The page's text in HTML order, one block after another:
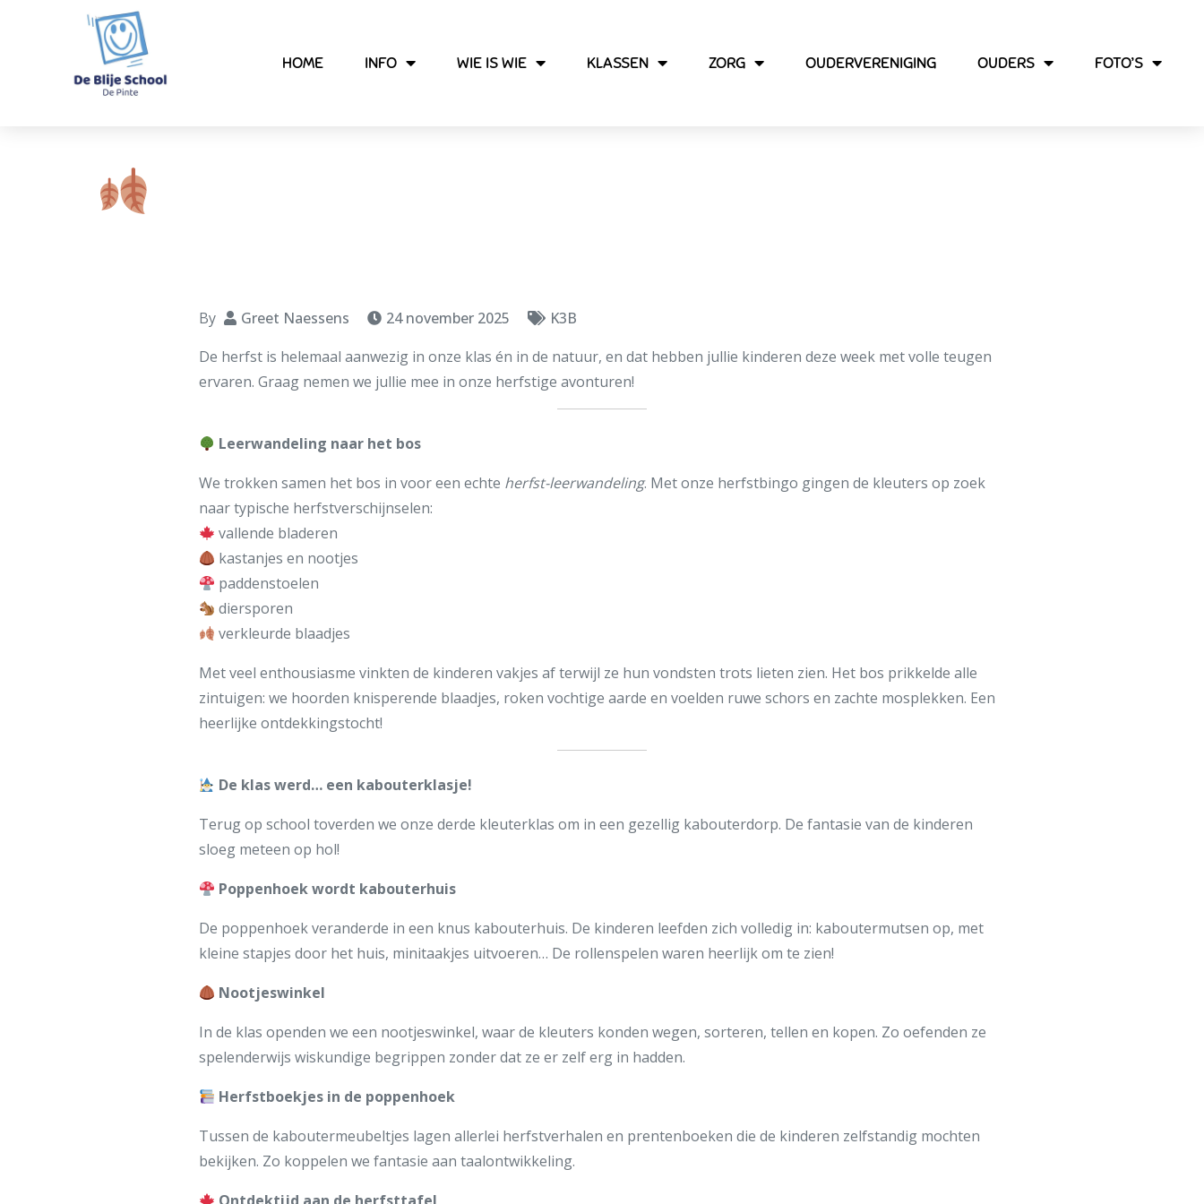
HOME INFO WIE IS WIE KLASSEN ZORG OUDERVERENIGING OUDERS FOTO’S
By Greet Naessens 24 november 2025
K3B
De herfst is helemaal aanwezig in onze klas én in de natuur, en dat hebben jullie kinderen deze week met volle teugen
ervaren. Graag nemen we jullie mee in onze herfstige avonturen!
Leerwandeling naar het bos
We trokken samen het bos in voor een echte herfst-leerwandeling. Met onze herfstbingo gingen de kleuters op zoek
naar typische herfstverschijnselen:
vallende bladeren
kastanjes en nootjes
paddenstoelen
diersporen
verkleurde blaadjes
Met veel enthousiasme vinkten de kinderen vakjes af terwijl ze hun vondsten trots lieten zien. Het bos prikkelde alle
zintuigen: we hoorden knisperende blaadjes, roken vochtige aarde en voelden ruwe schors en zachte mosplekken. Een
heerlijke ontdekkingstocht!
De klas werd… een kabouterklasje!
Terug op school toverden we onze derde kleuterklas om in een gezellig kabouterdorp. De fantasie van de kinderen
sloeg meteen op hol!
Poppenhoek wordt kabouterhuis
De poppenhoek veranderde in een knus kabouterhuis. De kinderen leefden zich volledig in: kaboutermutsen op, met
kleine stapjes door het huis, minitaakjes uitvoeren… De rollenspelen waren heerlijk om te zien!
Nootjeswinkel
In de klas openden we een nootjeswinkel, waar de kleuters konden wegen, sorteren, tellen en kopen. Zo oefenden ze
spelenderwijs wiskundige begrippen zonder dat ze er zelf erg in hadden.
Herfstboekjes in de poppenhoek
Tussen de kaboutermeubeltjes lagen allerlei herfstverhalen en prentenboeken die de kinderen zelfstandig mochten
bekijken. Zo koppelen we fantasie aan taalontwikkeling.